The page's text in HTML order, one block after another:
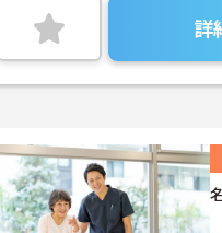
詳